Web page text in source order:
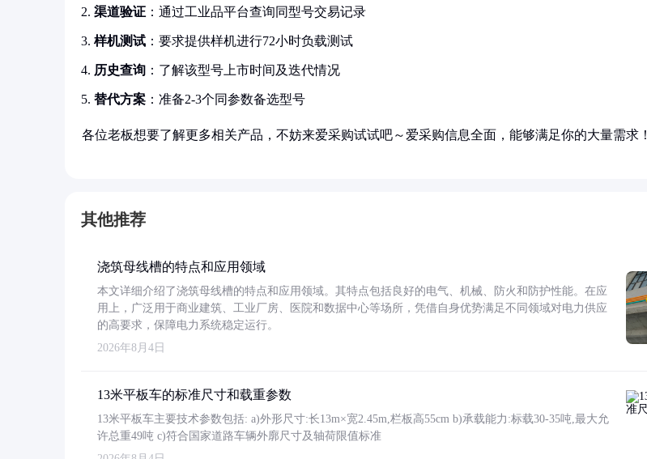
渠道验证 ：通过工业品平台查询同型号交易记录
样机测试 ：要求提供样机进行72小时负载测试
历史查询 ：了解该型号上市时间及迭代情况
替代方案 ：准备2-3个同参数备选型号
各位老板想要了解更多相关产品，不妨来爱采购试试吧～爱采购信息全面，能够满足你的大量需求！
其他推荐
浇筑母线槽的特点和应用领域
本文详细介绍了浇筑母线槽的特点和应用领域。其特点包括良好的电气、机械、防火和防护性能。在应
用上，广泛用于商业建筑、工业厂房、医院和数据中心等场所，凭借自身优势满足不同领域对电力供应
的高要求，保障电力系统稳定运行。
2026年8月4日
13米平板车的标准尺寸和载重参数
13米平板车主要技术参数包括: a)外形尺寸:长13m×宽2.45m,栏板高55cm b)承载能力:标载30-35吨,最大允
许总重49吨 c)符合国家道路车辆外廓尺寸及轴荷限值标准